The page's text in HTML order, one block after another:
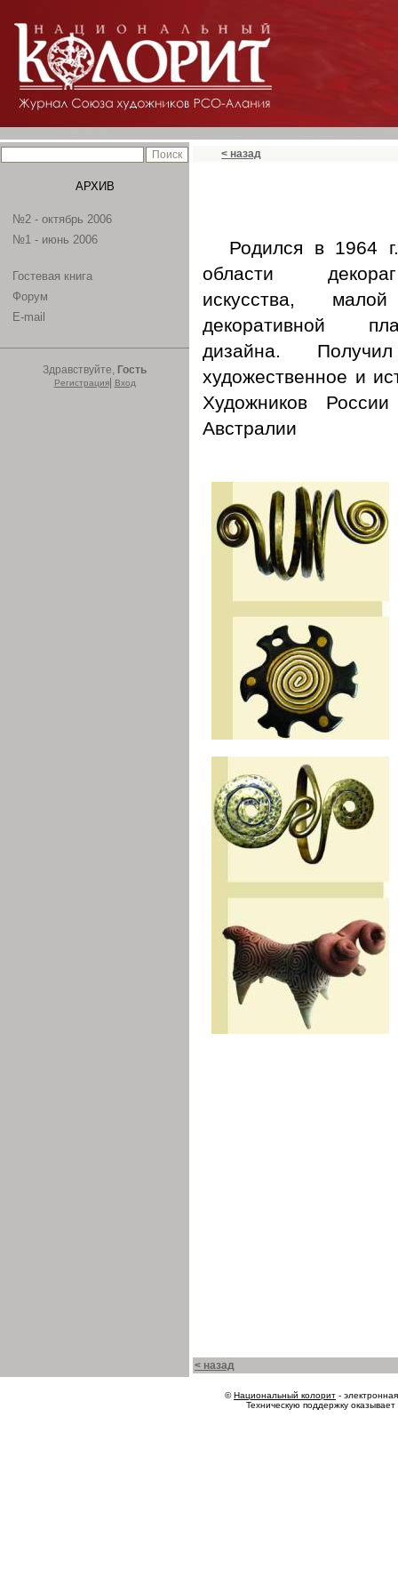
АРХИВ
№2 - октябрь 2006
№1 - июнь 2006
Гостевая книга
Форум
E-mail
Здравствуйте, Гость
Регистрация| Вход
< назад
Родился в 1964
области
искусства,
декоративной
дизайна.
художественное и
Художников
Австралии
< назад
©Национальный колорит -
Техническую поддержку